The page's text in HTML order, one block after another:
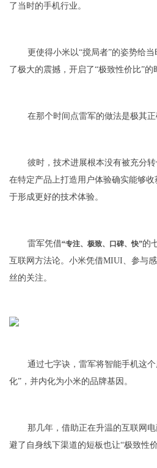
了当时的手机行业。
更使得小米以“搅局者”的姿势给
了极大的震撼，开启了“极致性价比”的
在那个时间点雷军的做法是极其正
彼时，技术进展根本没有被充分
在特定产品上打造用户体验确实能够
于形成更好的技术体验。
雷军凭借“专注、极致、口碑、快”的
互联网方法论。小米凭借MIUI、参与
丝的关注。
通过七字诀，雷军将智能手机这
化”，并内化为小米的品牌基因。
那几年，借助正在升温的互联网
避了自身线下渠道的短板也让“极致性价